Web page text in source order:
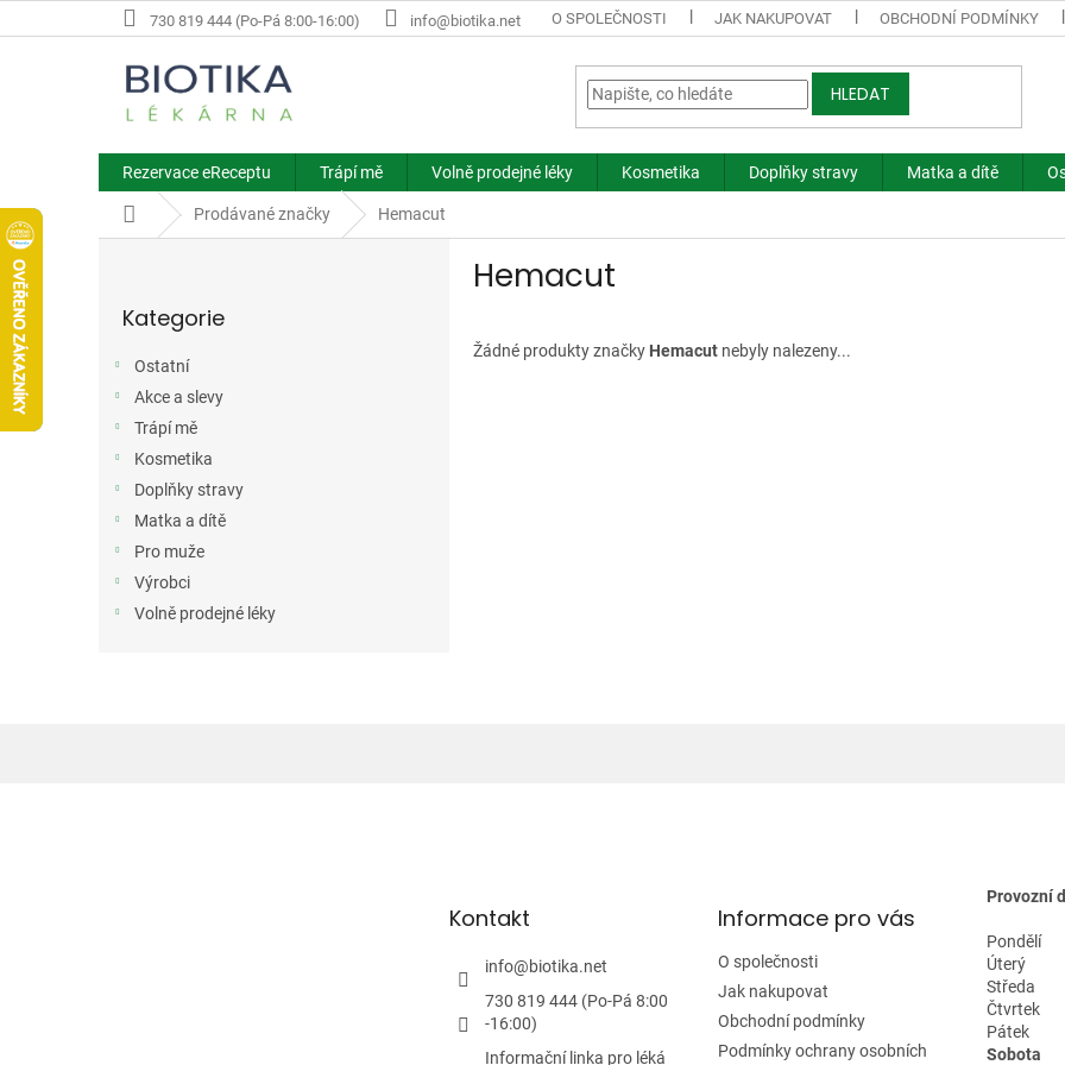
na
730 819 444 (Po-Pá 8:00-16:00) info@biotika.net O SPOLEČNOSTI JAK NAKUPOVAT OBCHODNÍ PODMÍNKY
HLEDAT
Rezervace eReceptu Trápí mě Volně prodejné léky Kosmetika Doplňky stravy Matka a dítě
Domů Prodávané značky Hemacut
kategorie
Kategorie
Ostatní
Akce a slevy
Trápí mě
Kosmetika
Doplňky stravy
Matka a dítě
Pro muže
Výrobci
Volně prodejné léky
Hemacut
Žádné produkty značky Hemacut nebyly nalezeny...
Kontakt
info@biotika.net
730 819 444 (Po-Pá 8:00
-16:00)
Informační linka pro léká
Informace pro vás
O společnosti
Jak nakupovat
Obchodní podmínky
Podmínky ochrany osobních
Provozní
Pondělí
Úterý
Středa
Čtvrtek
Pátek
Sobota